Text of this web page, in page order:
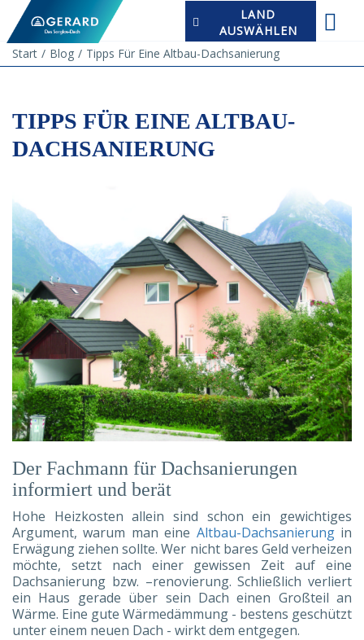
LAND
AUSWÄHLEN
Start
Blog Tipps Für Eine Altbau-Dachsanierung
TIPPS FÜR EINE ALTBAU-
DACHSANIERUNG
Der Fachmann für Dachsanierungen
informiert und berät
Hohe Heizkosten allein sind schon ein gewichtiges
Argument, warum man eine Altbau-Dachsanierungin
Erwägung ziehen sollte. Wer nicht bares Geld verheizen
möchte, setzt nach einer gewissen Zeit auf eine
Dachsanierung bzw. –renovierung. Schließlich verliert
ein Haus gerade über sein Dach einen Großteil an
Wärme. Eine gute Wärmedämmung - bestens geschützt
unter einem neuen Dach - wirkt dem entgegen.